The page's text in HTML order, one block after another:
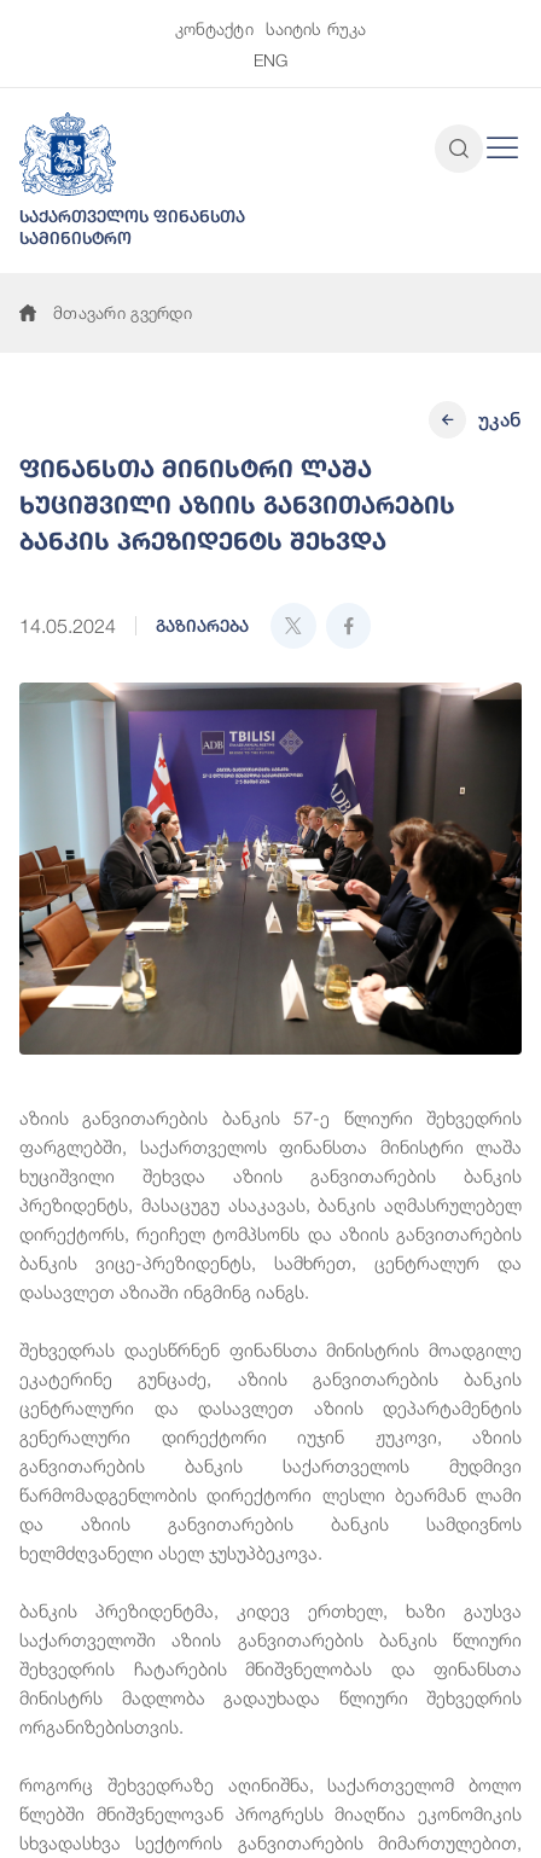
კონტაქტი
საიტის რუკა
ENG
საქართველოს ფინანსთა
სამინისტრო
მთავარი გვერდი
ფინანსთა მინისტრი ლაშა
ხუციშვილი აზიის განვითარების
ბანკის პრეზიდენტს შეხვდა
14.05.2024 გაზიარება
უკან
აზიის განვითარების ბანკის 57-ე წლიური შეხვედრის
ფარგლებში, საქართველოს ფინანსთა მინისტრი ლაშა
ხუციშვილი შეხვდა აზიის განვითარების ბანკის
პრეზიდენტს, მასაცუგუ ასაკავას, ბანკის აღმასრულებელ
დირექტორს, რეიჩელ ტომპსონს და აზიის განვითარების
ბანკის ვიცე-პრეზიდენტს, სამხრეთ, ცენტრალურ და
დასავლეთ აზიაში ინგმინგ იანგს.
შეხვედრას დაესწრნენ ფინანსთა მინისტრის მოადგილე
ეკატერინე გუნცაძე, აზიის განვითარების ბანკის
ცენტრალური და დასავლეთ აზიის დეპარტამენტის
გენერალური დირექტორი იუჯინ ჟუკოვი, აზიის
განვითარების ბანკის საქართველოს მუდმივი
წარმომადგენლობის დირექტორი ლესლი ბეარმან ლამი
და აზიის განვითარების ბანკის სამდივნოს
ხელმძღვანელი ასელ ჯუსუპბეკოვა.
ბანკის პრეზიდენტმა, კიდევ ერთხელ, ხაზი გაუსვა
საქართველოში აზიის განვითარების ბანკის წლიური
შეხვედრის ჩატარების მნიშვნელობას და ფინანსთა
მინისტრს მადლობა გადაუხადა წლიური შეხვედრის
ორგანიზებისთვის.
როგორც შეხვედრაზე აღინიშნა, საქართველომ ბოლო
წლებში მნიშვნელოვან პროგრესს მიაღწია ეკონომიკის
სხვადასხვა სექტორის განვითარების მიმართულებით,